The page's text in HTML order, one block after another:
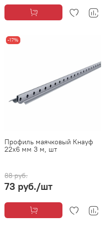
-17%
Профиль маячковый Кнауф
22х6 мм 3 м, шт
88 руб.
73 руб./шт